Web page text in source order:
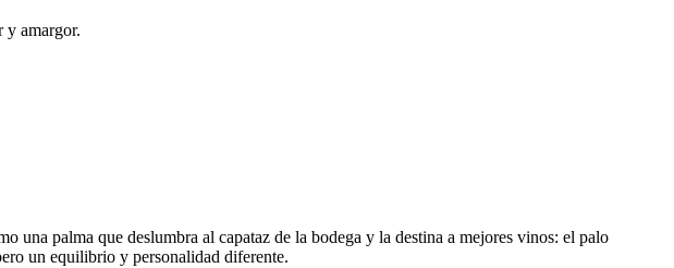
y amargor.
una palma que deslumbra al capataz de la bodega y la destina a mejores vinos: el palo
un equilibrio y personalidad diferente.